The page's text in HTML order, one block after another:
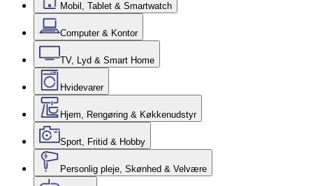
Mobil, Tablet & Smartwatch
Computer & Kontor
TV, Lyd & Smart Home
Hvidevarer
Hjem, Rengøring & Køkkenudstyr
Sport, Fritid & Hobby
Personlig pleje, Skønhed & Velvære